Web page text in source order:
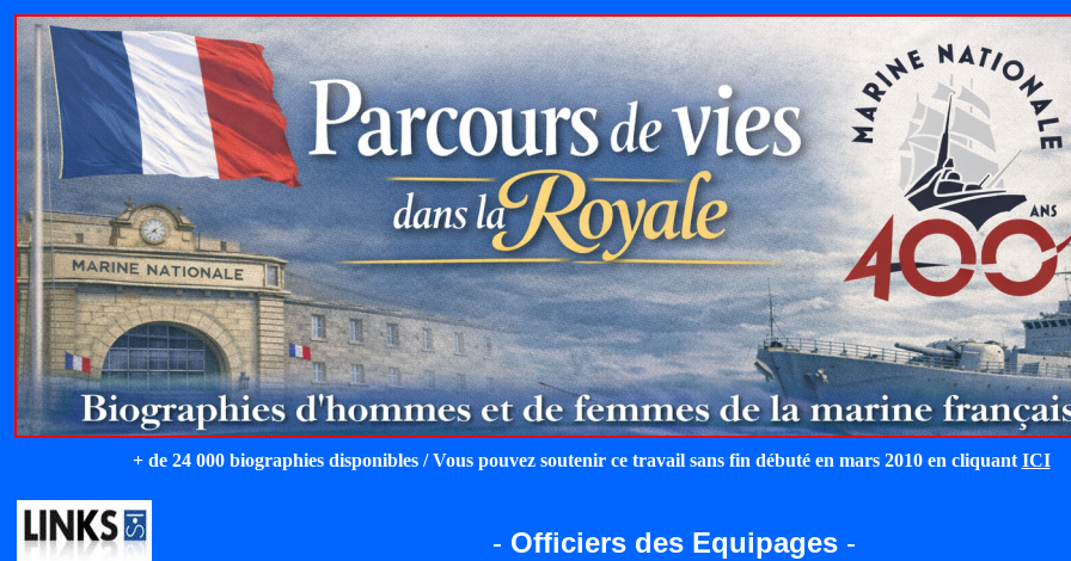
+ de 24 000 biographies disponibles / Vous pouvez soutenir ce travail sans fin débuté en mars 2010 en cliquant ICI
- Officiers des Equipages -